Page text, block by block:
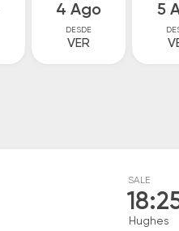
4 Ago
DESDE
VER
5
SALE
Hughes